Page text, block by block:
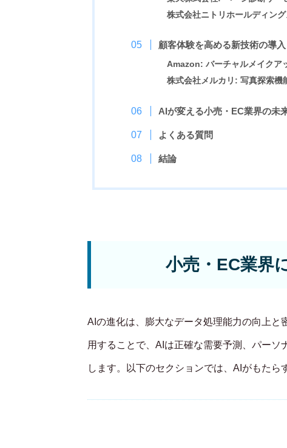
株式会社ニトリホールディン
顧客体験を高める新技術の導入
Amazon: バーチャルメイクア
株式会社メルカリ: 写真探索機
AIが変える小売・EC業界の未
よくある質問
結論
小売・EC業界
AIの進化は、膨大なデータ処理能力の向上
用することで、AIは正確な需要予測、パー
します。以下のセクションでは、AIがもたら